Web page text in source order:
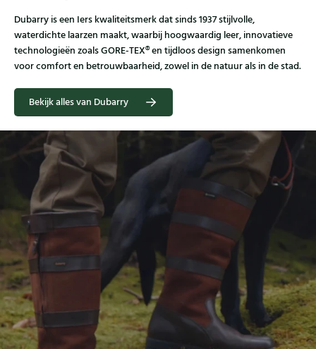
Dubarry is een Iers kwaliteitsmerk dat sinds 1937 stijlvolle,
waterdichte laarzen maakt, waarbij hoogwaardig leer, innovatieve
technologieën zoals GORE‑TEX® en tijdloos design samenkomen
voor comfort en betrouwbaarheid, zowel in de natuur als in de stad.
Bekijk alles van Dubarry